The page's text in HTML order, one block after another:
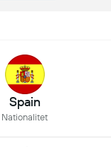
Spain
Nationalitet